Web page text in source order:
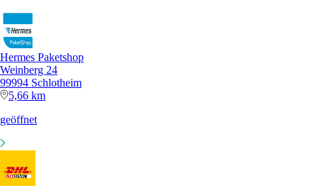
Hermes Paketshop
Weinberg 24
99994 Schlotheim
5,66 km
geöffnet